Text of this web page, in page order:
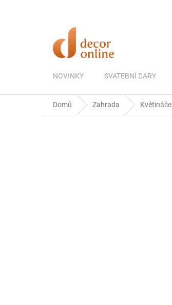
NOVINKY SVATEBNÍ DARY
Domů Zahrada Květináče